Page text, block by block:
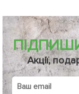
Акції,